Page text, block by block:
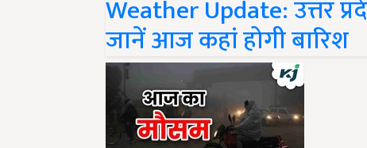
जानें आज कहां होगी बारिश